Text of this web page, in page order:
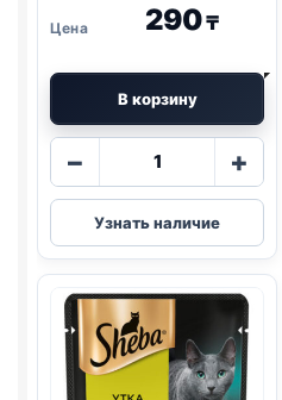
290₸
В корзину
−
Количество
Sheba
(КРОЛИК)
в
желе
+
Узнать наличие